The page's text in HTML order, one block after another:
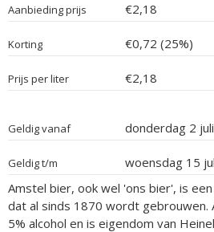
Aanbieding prijs €2,18
Korting €0,72 (25%)
Prijs per liter €2,18
Geldig vanaf donderdag 2
Geldig t/m
woensdag 15
Amstel bier, ook wel 'ons bier', is
dat al sinds 1870 wordt gebrouwen.
5% alcohol en is eigendom van